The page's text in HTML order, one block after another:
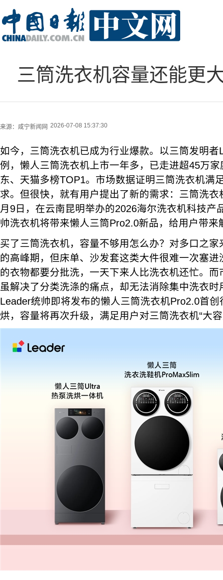
三筒洗衣机容量还能更
来源： 咸宁新闻网 2026-07-08 15:37:30
如今，三筒洗衣机已成为行业爆款。以三筒发明
例，懒人三筒洗衣机上市一年多，已走进超45万
东、天猫多榜TOP1。市场数据证明三筒洗衣机满
求。但很快，就有用户提出了新的需求：三筒洗
月9日，在云南昆明举办的2026海尔洗衣机科技产
帅洗衣机将带来懒人三筒Pro2.0新品，给用户带来
买了三筒洗衣机，容量不够用怎么办？对多口之
的高峰期，但床单、沙发套这类大件很难一次塞
的衣物都要分批洗，一天下来人比洗衣机还忙。
虽解决了分类洗涤的痛点，却无法消除集中洗衣时
Leader统帅即将发布的懒人三筒洗衣机Pro2.0首
烘，容量将再次升级，满足用户对三筒洗衣机“大